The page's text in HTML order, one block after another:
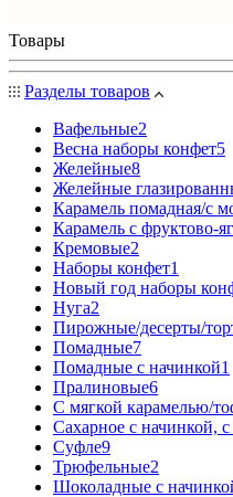
Товары
Разделы товаров
Вафельные2
Весна наборы конфет5
Желейные8
Желейные
Карамель помадная/с
Карамель с фруктово-
Кремовые2
Наборы конфет1
Новый год наборы
Нуга2
Пирожные/десерты/
Помадные7
Помадные с начинкой1
Пралиновые6
С мягкой карамелью/
Сахарное с начинкой, с
Суфле9
Трюфельные2
Шоколадные с